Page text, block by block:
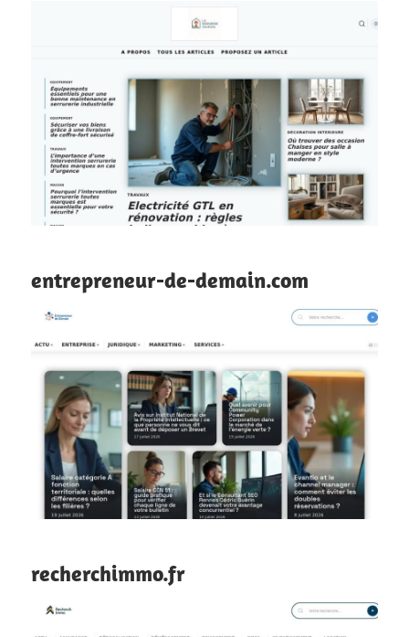
entrepreneur-de-demain.com
recherchimmo.fr